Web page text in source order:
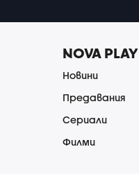
NOVA PLAY
Новини
Предавания
Сериали
Филми